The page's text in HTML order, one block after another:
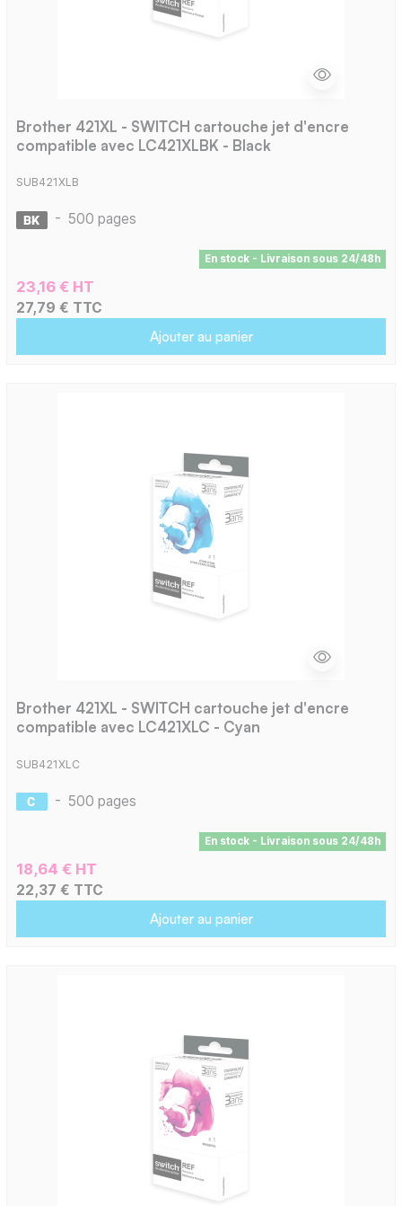
Brother 421XL - SWITCH cartouche jet d'encre
compatible avec LC421XLBK - Black
SUB421XLB
- 500 pages
En stock - Livraison sous 24/48h
23,16 € HT
27,79 € TTC
Ajouter au panier
Brother 421XL - SWITCH cartouche jet d'encre
compatible avec LC421XLC - Cyan
SUB421XLC
- 500 pages
En stock - Livraison sous 24/48h
18,64 € HT
22,37 € TTC
Ajouter au panier